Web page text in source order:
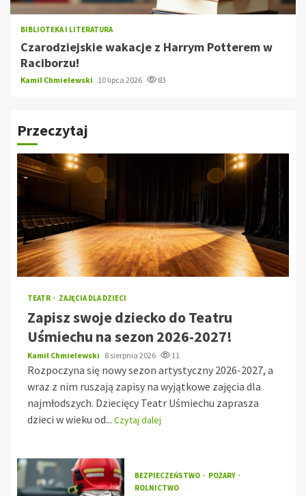
BIBLIOTEKA I LITERATURA
Czarodziejskie wakacje z Harrym Potterem w
Raciborzu!
Kamil Chmielewski 10 lipca 2026 83
Przeczytaj
TEATR ZAJĘCIA DLA DZIECI
Zapisz swoje dziecko do Teatru
Uśmiechu na sezon 2026-2027!
Kamil Chmielewski 8 sierpnia 2026 11
Rozpoczyna się nowy sezon artystyczny 2026-2027, a
wraz z nim ruszają zapisy na wyjątkowe zajęcia dla
najmłodszych. Dziecięcy Teatr Uśmiechu zaprasza
dzieci w wieku od... Czytaj dalej
BEZPIECZEŃSTWO
POŻARY
ROLNICTWO